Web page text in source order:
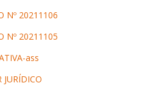
Nº 20211106
Nº 20211105
ass
JURÍDICO